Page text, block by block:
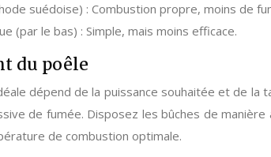
suédoise) : Combustion propre, moins de
(par le bas) : Simple, mais moins efficace.
du poêle
dépend de la puissance souhaitée et de
de fumée. Disposez les bûches de
de combustion optimale.